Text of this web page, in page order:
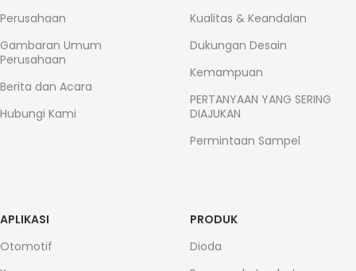
Perusahaan
Gambaran Umum
Perusahaan
Berita dan Acara
Hubungi Kami
Kualitas & Keandalan
Dukungan Desain
Kemampuan
PERTANYAAN YANG SERING
DIAJUKAN
Permintaan Sampel
APLIKASI
Otomotif
PRODUK
Dioda